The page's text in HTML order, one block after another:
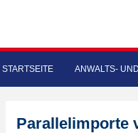
STARTSEITE ANWALTS-
Parallelimporte